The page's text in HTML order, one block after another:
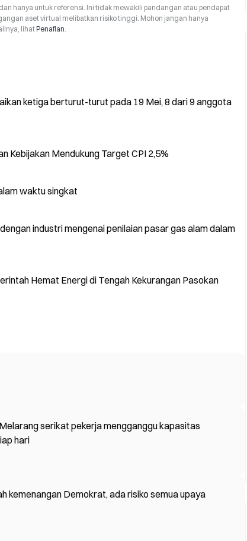
hanya untuk referensi. Ini tidak mewakili pandangan atau pendapat
aset virtual melibatkan risiko tinggi. Mohon jangan hanya
lihatPenafian.
ketiga berturut-turut pada 19 Mei, 8 dari 9 anggota
Kebijakan Mendukung Target CPI 2,5%
waktu singkat
industri mengenai penilaian pasar gas alam dalam
Hemat Energi di Tengah Kekurangan Pasokan
serikat pekerja mengganggu kapasitas
hari
kemenangan Demokrat, ada risiko semua upaya